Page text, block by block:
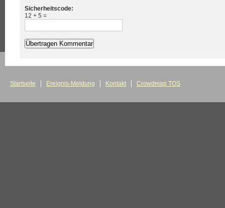
Sicherheitscode:
12 + 5 =
Startseite Ereignis-Meldung Kontakt Crowdmap TOS